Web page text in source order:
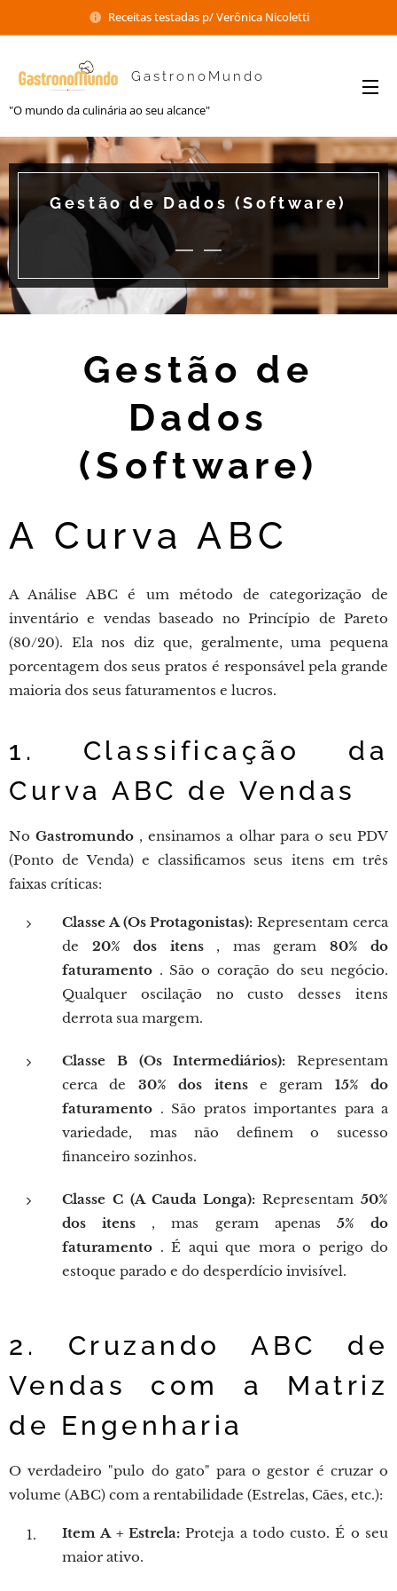
Receitas testadas p/ Verônica Nicoletti
GastronoMundo
"O mundo da culinária ao seu alcance"
Gestão de Dados (Software)
Gestão de
Dados
(Software)
A Curva ABC
A Análise ABC é um método de categorização de
inventário e vendas baseado no Princípio de Pareto
(80/20). Ela nos diz que, geralmente, uma pequena
porcentagem dos seus pratos é responsável pela grande
maioria dos seus faturamentos e lucros.
1. Classificação da
Curva ABC de Vendas
NoGastromundo , ensinamos a olhar para o seu PDV
(Ponto de Venda) e classificamos seus itens em três
faixas críticas:
Classe A (Os Protagonistas): Representam cerca
de 20% dos itens, mas geram 80% do
faturamento . São o coração do seu negócio.
Qualquer oscilação no custo desses itens
derrota sua margem.
Classe B (Os Intermediários): Representam
cerca de 30% dos itense geram 15% do
faturamento . São pratos importantes para a
variedade, mas não definem o sucesso
financeiro sozinhos.
Classe C (A Cauda Longa): Representam50%
dos itens , mas geram apenas 5% do
faturamento . É aqui que mora o perigo do
estoque parado e do desperdício invisível.
2. Cruzando ABC de
Vendas com a Matriz
de Engenharia
O verdadeiro "pulo do gato" para o gestor é cruzar o
volume (ABC) com a rentabilidade (Estrelas, Cães, etc.):
Item A + Estrela:Proteja a todo custo. É o seu
maior ativo.